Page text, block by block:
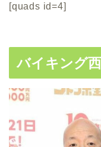
[quads id=4]
バイキング